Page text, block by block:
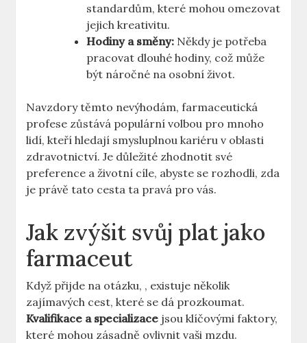
standardům, které mohou omezovat
jejich kreativitu.
Hodiny a směny: Někdy je potřeba
pracovat dlouhé hodiny, což může
být náročné na osobní život.
Navzdory těmto nevýhodám, farmaceutická
profese zůstává populární volbou pro mnoho
lidí, kteří hledají smysluplnou kariéru v oblasti
zdravotnictví. Je důležité zhodnotit své
preference a životní cíle, abyste se rozhodli, zda
je právě tato cesta ta pravá pro vás.
Jak zvýšit svůj plat jako
farmaceut
Když přijde na otázku, , existuje několik
zajímavých cest, které se dá prozkoumat.
Kvalifikace a specializace jsou klíčovými faktory,
které mohou zásadně ovlivnit vaši mzdu.